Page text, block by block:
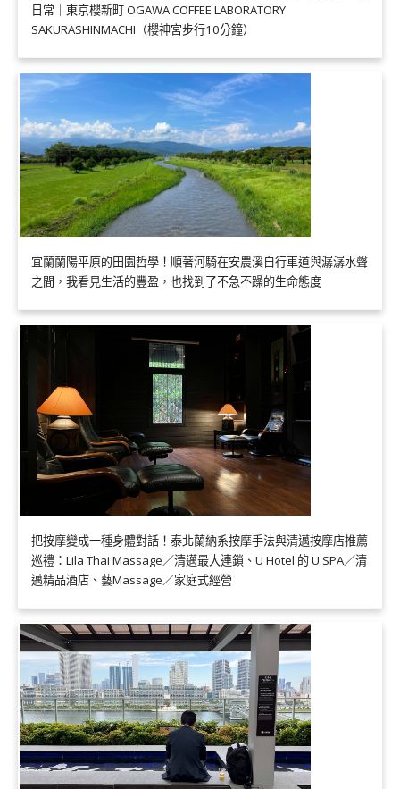
日常｜東京櫻新町 OGAWA COFFEE LABORATORY
SAKURASHINMACHI（櫻神宮步行10分鐘）
宜蘭蘭陽平原的田園哲學！順著河騎在安農溪自行車道與潺潺水聲
之間，我看見生活的豐盈，也找到了不急不躁的生命態度
把按摩變成一種身體對話！泰北蘭納系按摩手法與清邁按摩店推薦
巡禮：Lila Thai Massage／清邁最大連鎖、U Hotel 的 U SPA／清
邁精品酒店、藝Massage／家庭式經營